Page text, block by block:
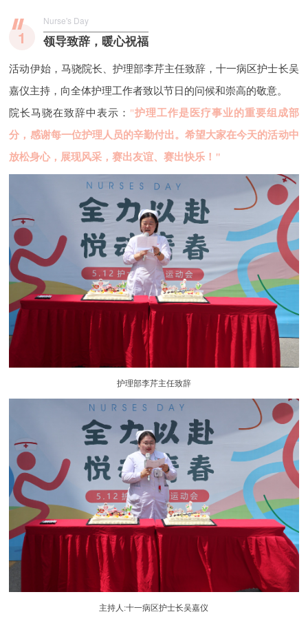
1
Nurse's Day
领导致辞，暖心祝福
活动伊始，马骁院长、护理部李芹主任致辞，十一病区护士长吴
嘉仪主持，向全体护理工作者致以节日的问候和崇高的敬意。
院长马骁在致辞中表示： "护理工作是医疗事业的重要组成部
分，感谢每一位护理人员的辛勤付出。希望大家在今天的活动中
放松身心，展现风采，赛出友谊、赛出快乐！"
护理部李芹主任致辞
主持人:十一病区护士长吴嘉仪